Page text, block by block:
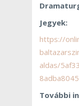
Jegyek:
https://
aldas/
További